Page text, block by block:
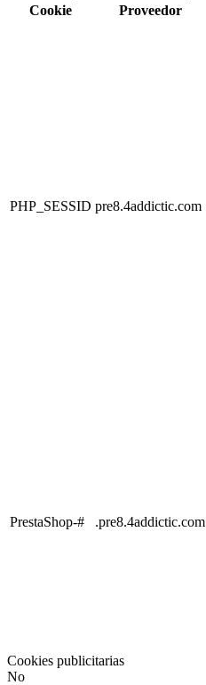
Cookie
Proveedor
PHP_SESSID pre8.4addictic.com
PrestaShop-# .pre8.4addictic.com
Cookies publicitarias
No